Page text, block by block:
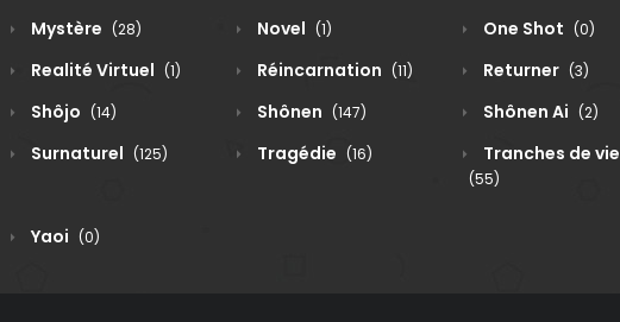
Mystère (28) Novel (1) One Shot (0)
Realité Virtuel (1) Réincarnation (11) Returner (3)
Shôjo (14) Shônen (147) Shônen Ai (2)
Surnaturel (125) Tragédie (16) Tranches de vie
(55)
Yaoi (0)